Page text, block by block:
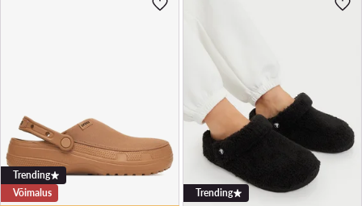
Trending
Võimalus
Trending